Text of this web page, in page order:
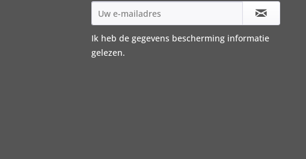
Ik heb de gegevens bescherming informatie
gelezen.